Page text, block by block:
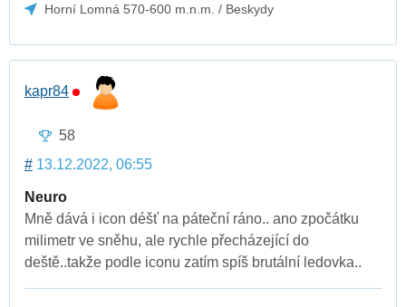
Horní Lomná 570-600 m.n.m. / Beskydy
kapr84
58
# 13.12.2022, 06:55
Neuro
Mně dává i icon déšť na páteční ráno.. ano zpočátku
milimetr ve sněhu, ale rychle přecházející do
deště..takže podle iconu zatím spíš brutální ledovka..